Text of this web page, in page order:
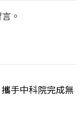
。
手中科院完成無